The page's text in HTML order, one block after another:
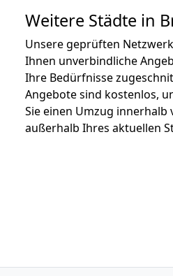
Weitere Städte in
Unsere geprüften
Ihnen unverbindliche
Ihre Bedürfnisse
Angebote sind kostenlos,
Sie einen Umzug innerhalb
außerhalb Ihres aktuellen